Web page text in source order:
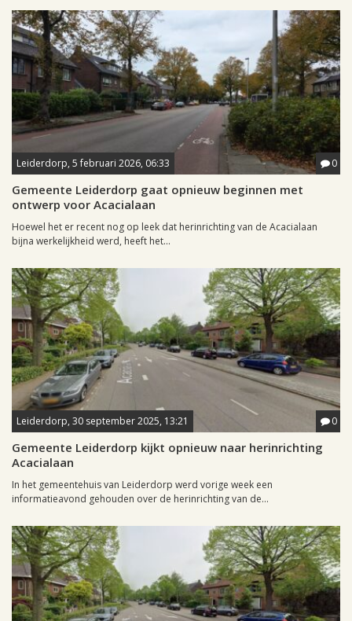
Leiderdorp, 5 februari 2026, 06:33 0
Gemeente Leiderdorp gaat opnieuw beginnen met
ontwerp voor Acacialaan
Hoewel het er recent nog op leek dat herinrichting van de Acacialaan
bijna werkelijkheid werd, heeft het...
Leiderdorp, 30 september 2025, 13:21 0
Gemeente Leiderdorp kijkt opnieuw naar herinrichting
Acacialaan
In het gemeentehuis van Leiderdorp werd vorige week een
informatieavond gehouden over de herinrichting van de...